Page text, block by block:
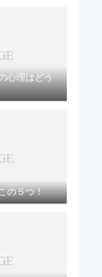
心理はどう
の５つ！